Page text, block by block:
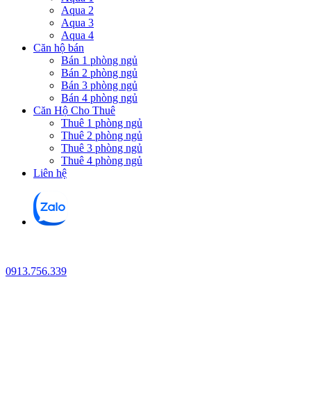
Aqua 2
Aqua 3
Aqua 4
Căn hộ bán
Bán 1 phòng ngủ
Bán 2 phòng ngủ
Bán 3 phòng ngủ
Bán 4 phòng ngủ
Căn Hộ Cho Thuê
Thuê 1 phòng ngủ
Thuê 2 phòng ngủ
Thuê 3 phòng ngủ
Thuê 4 phòng ngủ
Liên hệ
0913.756.339